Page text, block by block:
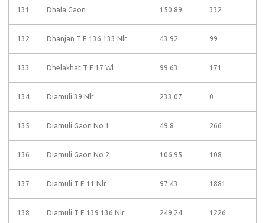
131 Dhala Gaon 150.89 332
132 Dhanjan T E 136 133 Nlr 43.92 99
133 Dhelakhat T E 17 Wl 99.63 171
134 Diamuli 39 Nlr 233.07 0
135 Diamuli Gaon No 1 49.8 266
136 Diamuli Gaon No 2 106.95 108
137 Diamuli T E 11 Nlr 97.43 1881
138 Diamuli T E 139 136 Nlr 249.24 1226